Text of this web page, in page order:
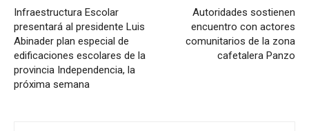
Infraestructura Escolar
presentará al presidente Luis
Abinader plan especial de
edificaciones escolares de la
provincia Independencia, la
próxima semana
Autoridades sostienen
encuentro con actores
comunitarios de la zona
cafetalera Panzo